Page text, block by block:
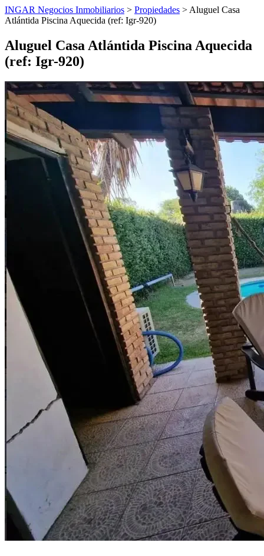
INGAR Negocios Inmobiliarios > Propiedades > Aluguel Casa
Atlántida Piscina Aquecida (ref: Igr-920)
Aluguel Casa Atlántida Piscina Aquecida
(ref: Igr-920)